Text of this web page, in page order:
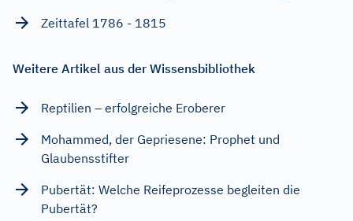
Zeittafel 1786 - 1815
Weitere Artikel aus der Wissensbibliothek
Reptilien – erfolgreiche Eroberer
Mohammed, der Gepriesene: Prophet und
Glaubensstifter
Pubertät: Welche Reifeprozesse begleiten die
Pubertät?